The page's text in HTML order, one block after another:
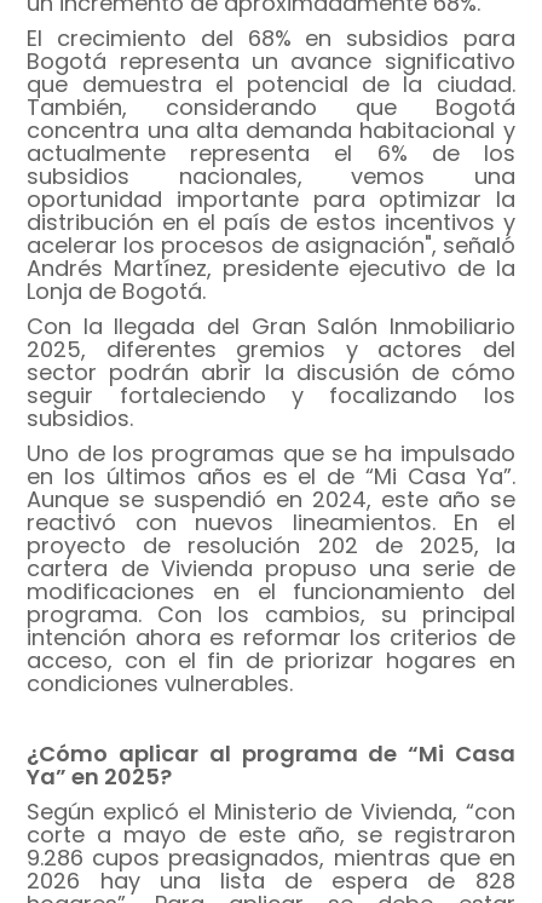
El crecimiento del 68% en subsidios para
Bogotá representa un avance significativo
que demuestra el potencial de la ciudad.
También, considerando que Bogotá
concentra una alta demanda habitacional y
actualmente representa el 6% de los
subsidios nacionales, vemos una
oportunidad importante para optimizar la
distribución en el país de estos incentivos y
acelerar los procesos de asignación", señaló
Andrés Martínez, presidente ejecutivo de la
Lonja de Bogotá.
Con la llegada del Gran Salón Inmobiliario
2025, diferentes gremios y actores del
sector podrán abrir la discusión de cómo
seguir fortaleciendo y focalizando los
subsidios.
Uno de los programas que se ha impulsado
en los últimos años es el de “Mi Casa Ya”.
Aunque se suspendió en 2024, este año se
reactivó con nuevos lineamientos. En el
proyecto de resolución 202 de 2025, la
cartera de Vivienda propuso una serie de
modificaciones en el funcionamiento del
programa. Con los cambios, su principal
intención ahora es reformar los criterios de
acceso, con el fin de priorizar hogares en
condiciones vulnerables.
¿Cómo aplicar al programa de “Mi Casa
Ya” en 2025?
Según explicó el Ministerio de Vivienda, “con
corte a mayo de este año, se registraron
9.286 cupos preasignados, mientras que en
2026 hay una lista de espera de 828